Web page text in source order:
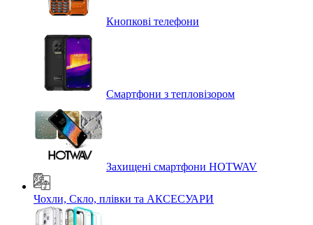
Кнопкові телефони
Смартфони з тепловізором
Захищені смартфони HOTWAV
Чохли, Скло, плівки та АКСЕСУАРИ